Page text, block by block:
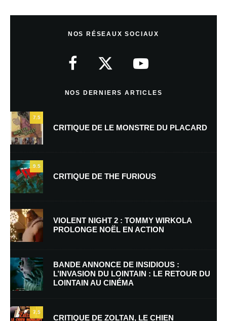
Nom*
E-mail *
Enregistrer mon nom, mon e-mail et mon site dans le navigateur pour
mon prochain commentaire.
NOS RÉSEAUX SOCIAUX
NOS DERNIERS ARTICLES
7.5
CRITIQUE DE LE MONSTRE DU PLACARD
9.5
CRITIQUE DE THE FURIOUS
VIOLENT NIGHT 2 : TOMMY WIRKOLA
PROLONGE NOËL EN ACTION
BANDE ANNONCE DE INSIDIOUS :
L’INVASION DU LOINTAIN : LE RETOUR DU
LOINTAIN AU CINÉMA
7.5
CRITIQUE DE ZOLTAN, LE CHIEN